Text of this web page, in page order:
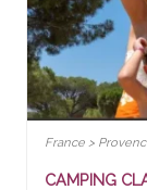
France >
CAMPING